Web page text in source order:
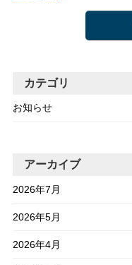
カテゴリ
お知らせ
アーカイブ
2026年7月
2026年5月
2026年4月